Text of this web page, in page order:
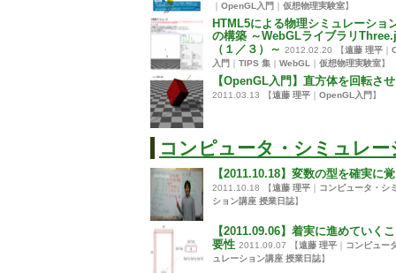
OpenGL入門 仮想物理実験室】
HTML5による物理シミュレーショ
の構築 ～WebGLライブラリ
（１／３）～ 2012.02.20 【遠藤 理平
入門
TIPS 集 WebGL 仮想物理実験室】
【OpenGL入門】直方体を回転さ
2011.03.13 【遠藤 理平 OpenGL入門】
コンピュータ・シミュレ
【2011.10.18】変数の型を確実に
2011.10.18 【遠藤 理平
コンピュータ・シ
ション講座 授業日誌】
【2011.09.06】着実に進めていく
要性 2011.09.07 【遠藤 理平
コンピュー
ュレーション講座 授業日誌】